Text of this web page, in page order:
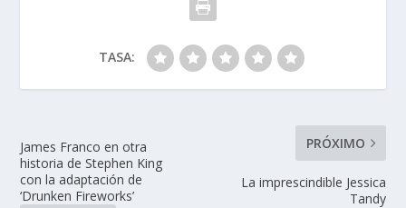
TASA:
James Franco en otra
historia de Stephen King
con la adaptación de
‘Drunken Fireworks’
PRÓXIMO
La imprescindible Jessica
Tandy